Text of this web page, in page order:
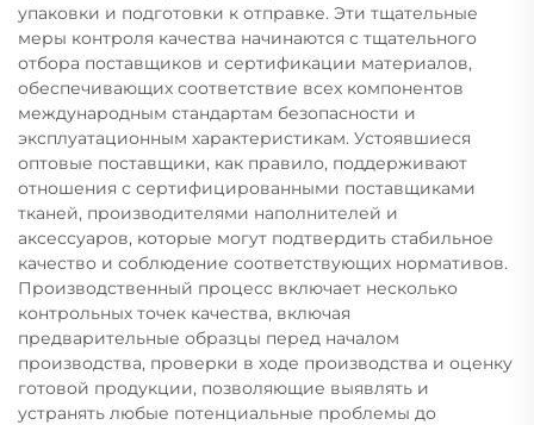
упаковки и подготовки к отправке. Эти тщательные
меры контроля качества начинаются с тщательного
отбора поставщиков и сертификации материалов,
обеспечивающих соответствие всех компонентов
международным стандартам безопасности и
эксплуатационным характеристикам. Устоявшиеся
оптовые поставщики, как правило, поддерживают
отношения с сертифицированными поставщиками
тканей, производителями наполнителей и
аксессуаров, которые могут подтвердить стабильное
качество и соблюдение соответствующих нормативов.
Производственный процесс включает несколько
контрольных точек качества, включая
предварительные образцы перед началом
производства, проверки в ходе производства и оценку
готовой продукции, позволяющие выявлять и
устранять любые потенциальные проблемы до